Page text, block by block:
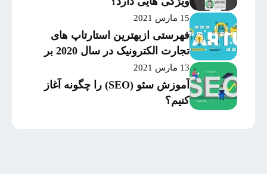
15 مارس 2021
فهرستی ازبهترین استارتاپ های
تجارت الکترونیک در سال 2020 بر
اساس میزان موفقیت و
سرمایه‌گذاری
13 مارس 2021
آموزش سئو (SEO) را چگونه آغاز
کنیم؟